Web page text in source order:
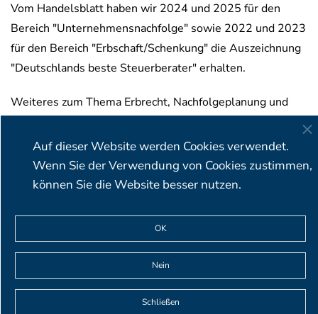
Auf dieser Website werden Cookies verwendet.
Wenn Sie der Verwendung von Cookies zustimmen,
können Sie die Website besser nutzen.
OK
Nein
Schließen
Vom Handelsblatt haben wir 2024 und 2025 für den
Bereich "Unternehmensnachfolge" sowie 2022 und 2023
für den Bereich "Erbschaft/Schenkung" die Auszeichnung
"Deutschlands beste Steuerberater" erhalten.
Weiteres zum Thema Erbrecht, Nachfolgeplanung und
Unternehmensnachfolge im Zusammenhang mit unserem
Schwerpunkt ERBRECHT / NACHFOLGE erfahren Sie
.
BIRKENMAIER & OBSER Rechtsanwälte Partnerschaft mbB
∙ Viktualienmarkt 5 ∙ 80331 München ∙ Deutschland
T+49 (0)89 23 23 87 19-0 ∙ F +49 (0)89 23 23 87 19-9 ∙
info@birkenmaier-obser.de